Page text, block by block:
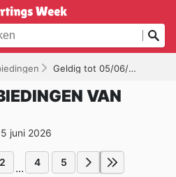
Geldig tot 05/06/2026
VAN
juni 2026
2 ... 4 5